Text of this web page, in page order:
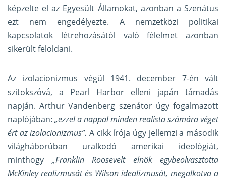
képzelte el az Egyesült Államokat, azonban a Szenátus
ezt nem engedélyezte. A nemzetközi politikai
kapcsolatok létrehozásától való félelmet azonban
sikerült feloldani.
Az izolacionizmus végül 1941. december 7-én vált
szitokszóvá, a Pearl Harbor elleni japán támadás
napján. Arthur Vandenberg szenátor úgy fogalmazott
naplójában: „ezzel a nappal minden realista számára véget
ért az izolacionizmus”. A cikk írója úgy jellemzi a második
világháborúban uralkodó amerikai ideológiát,
minthogy „Franklin Roosevelt elnök egybeolvasztotta
McKinley realizmusát és Wilson idealizmusát, megalkotva a